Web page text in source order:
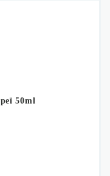
50ml